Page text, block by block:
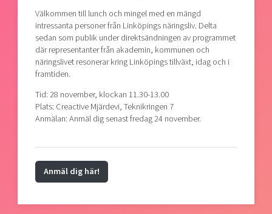
Välkommen till lunch och mingel med en mängd
intressanta personer från Linköpings näringsliv. Delta
sedan som publik under direktsändningen av programmet
där representanter från akademin, kommunen och
näringslivet resonerar kring Linköpings tillväxt, idag och i
framtiden.
Tid: 28 november, klockan 11.30-13.00
Plats: Creactive Mjärdevi, Teknikringen 7
Anmälan: Anmäl dig senast fredag 24 november.
Anmäl dig här!